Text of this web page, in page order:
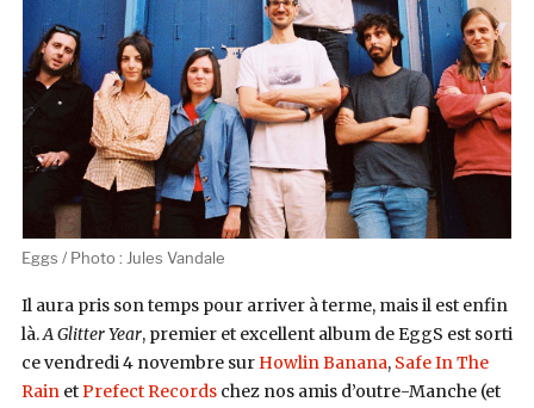
Eggs / Photo : Jules Vandale
Il aura pris son temps pour arriver à terme, mais il est enfin
là.A Glitter Year, premier et excellent album de EggS est sorti
ce vendredi 4 novembre sur Howlin Banana, Safe In The
RainetPrefect Recordschez nos amis d’outre-Manche (et